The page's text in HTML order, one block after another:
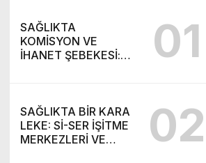
SAĞLIKTA
KOMİSYON VE
İHANET ŞEBEKESİ:
VURGUNU!
01
SAĞLIKTA BİR KARA
LEKE: Sİ-SER İŞİTME
MERKEZLERİ VE
02